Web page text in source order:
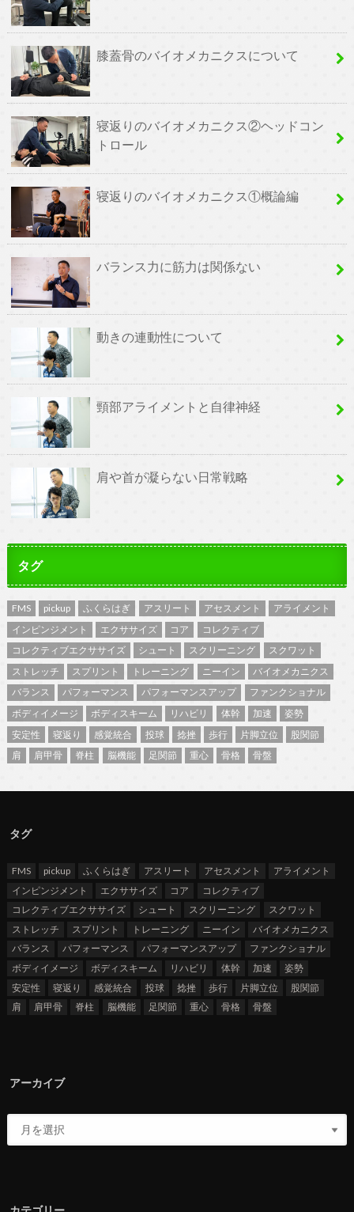
膝蓋骨のバイオメカニクスについて
寝返りのバイオメカニクス②ヘッドコン
トロール
寝返りのバイオメカニクス①概論編
バランス力に筋力は関係ない
動きの連動性について
頸部アライメントと自律神経
肩や首が凝らない日常戦略
タグ
FMS pickup ふくらはぎ アスリート アセスメント
アライメント
インピンジメント
エクササイズ コア
コレクティブ
コレクティブエクササイズ
シュート スクリーニング
スクワット
ストレッチ
スプリント トレーニング ニーイン
バイオメカニクス
バランス
パフォーマンス パフォーマンスアップ
ファンクショナル
ボディイメージ
ボディスキーム リハビリ 体幹 加速
姿勢
安定性
寝返り 感覚統合 投球 捻挫 歩行 片脚立位
股関節
肩
肩甲骨 脊柱 脳機能 足関節 重心 骨格 骨盤
タグ
FMS pickup ふくらはぎ アスリート アセスメント
アライメント
インピンジメント
エクササイズ コア
コレクティブ
コレクティブエクササイズ
シュート スクリーニング
スクワット
ストレッチ
スプリント トレーニング ニーイン
バイオメカニクス
バランス
パフォーマンス パフォーマンスアップ
ファンクショナル
ボディイメージ
ボディスキーム リハビリ 体幹 加速
姿勢
安定性
寝返り 感覚統合 投球 捻挫 歩行 片脚立位
股関節
肩
肩甲骨 脊柱 脳機能 足関節 重心 骨格 骨盤
アーカイブ